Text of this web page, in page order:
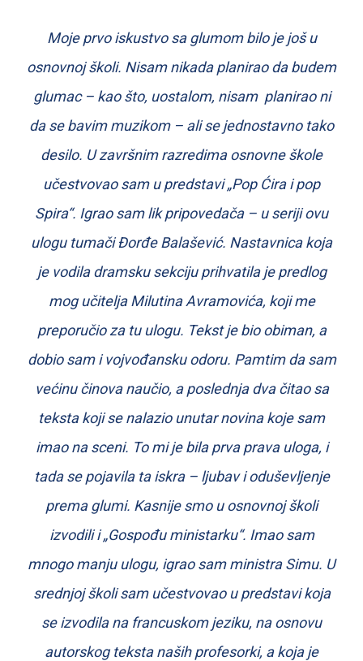
Moje prvo iskustvo sa glumom bilo je još u
osnovnoj školi. Nisam nikada planirao da budem
glumac – kao što, uostalom, nisam planirao ni
da se bavim muzikom – ali se jednostavno tako
desilo. U završnim razredima osnovne škole
učestvovao sam u predstavi „Pop Ćira i pop
Spira“. Igrao sam lik pripovedača – u seriji ovu
ulogu tumači Đorđe Balašević. Nastavnica koja
je vodila dramsku sekciju prihvatila je predlog
mog učitelja Milutina Avramovića, koji me
preporučio za tu ulogu. Tekst je bio obiman, a
dobio sam i vojvođansku odoru. Pamtim da sam
većinu činova naučio, a poslednja dva čitao sa
teksta koji se nalazio unutar novina koje sam
imao na sceni. To mi je bila prva prava uloga, i
tada se pojavila ta iskra – ljubav i oduševljenje
prema glumi. Kasnije smo u osnovnoj školi
izvodili i „Gospođu ministarku“. Imao sam
mnogo manju ulogu, igrao sam ministra Simu. U
srednjoj školi sam učestvovao u predstavi koja
se izvodila na francuskom jeziku, na osnovu
autorskog teksta naših profesorki, a koja je